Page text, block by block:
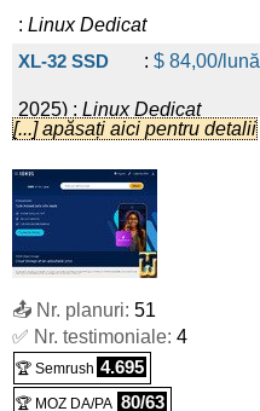
: Linux Dedicat
XL-32 SSD
: $ 84,00/lună
2025) : Linux Dedicat
XL-32 NVMe
:$ 91,00/lună
2025) :Linux Dedicat
XL-64 SSD
:$
2025) :Linux Dedicat
XL-64 NVMe
:$
2025) :Linux Dedicat
L-16 HDD
:$
[...] apăsați aici pentru detalii
📤 Nr. planuri: 51
✅ Nr. testimoniale: 4
🏆 Semrush 4.695
🏆 MOZ DA/PA 80/63